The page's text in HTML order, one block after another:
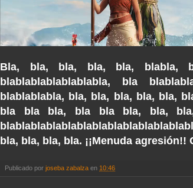
Bla, bla, bla, bla, bla, blabla,
blablablablablablabla, bla
blablablabla, bla, bla, bla, bla, bla,
bla bla bla, bla bla bla, bla,
bla, bla, bla, bla. ¡¡Menuda
Publicado por joseba zabalza en 10:46